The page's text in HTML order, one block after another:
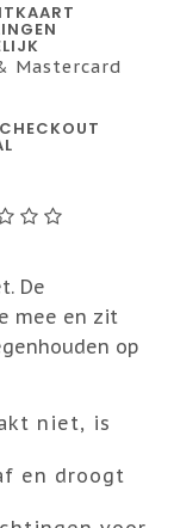
Mastercard
De
mee en zit
op
niet, is
en droogt